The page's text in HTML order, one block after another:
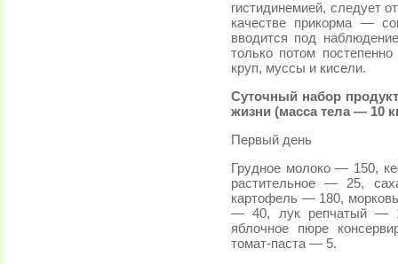
гистидинемией, следует
качестве прикорма —
вводится под
только потом
круп, муссы и кисели.
Суточный набор
жизни (масса тела — 10
Первый день
Грудное молоко — 150,
растительное — 25,
картофель — 180,
— 40, лук репчатый —
яблочное пюре
томат-паста — 5.